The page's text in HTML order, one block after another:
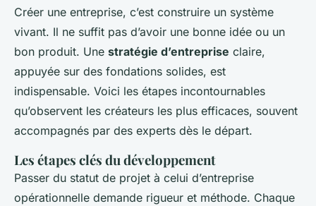
Créer une entreprise, c’est construire un système
vivant. Il ne suffit pas d’avoir une bonne idée ou un
bon produit. Une stratégie d’entreprise claire,
appuyée sur des fondations solides, est
indispensable. Voici les étapes incontournables
qu’observent les créateurs les plus efficaces, souvent
accompagnés par des experts dès le départ.
Les étapes clés du développement
Passer du statut de projet à celui d’entreprise
opérationnelle demande rigueur et méthode. Chaque